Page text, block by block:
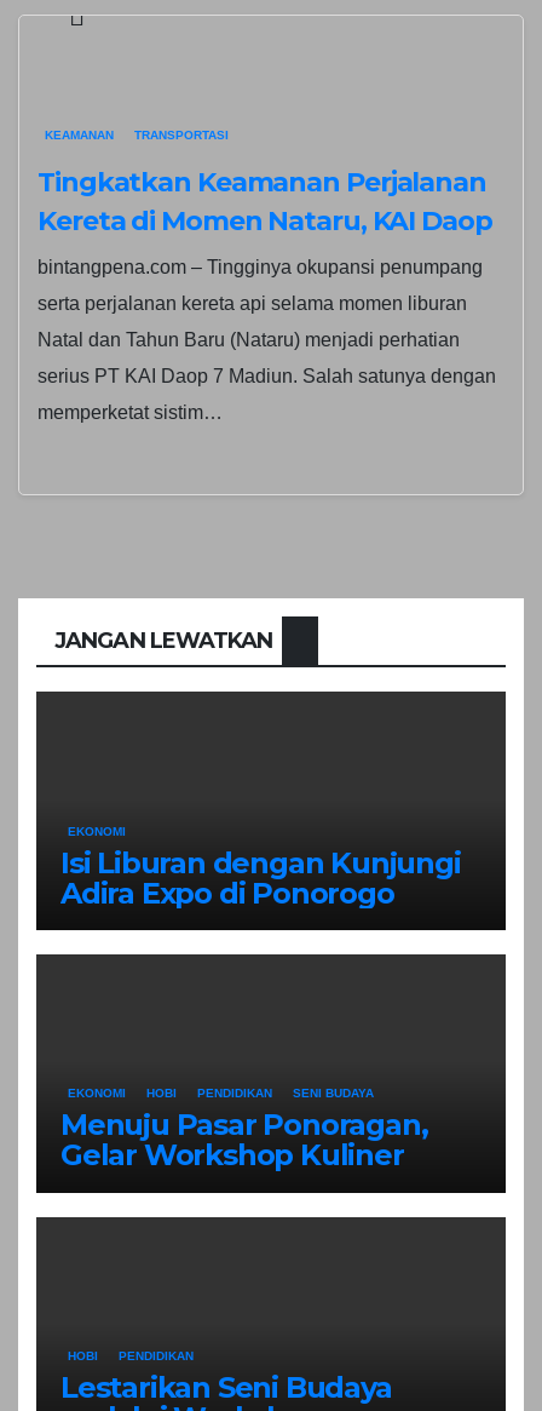
KEAMANAN TRANSPORTASI
Tingkatkan Keamanan Perjalanan
Kereta di Momen Nataru, KAI Daop
7 Madiun Tambah Petugas Pintu
Perlintasan dan Daerah Rawan
bintangpena.com – Tingginya okupansi penumpang
serta perjalanan kereta api selama momen liburan
Natal dan Tahun Baru (Nataru) menjadi perhatian
serius PT KAI Daop 7 Madiun. Salah satunya dengan
memperketat sistim…
JANGAN LEWATKAN
EKONOMI
Isi Liburan dengan Kunjungi
Adira Expo di Ponorogo
EKONOMI HOBI PENDIDIKAN SENI BUDAYA
Menuju Pasar Ponoragan,
Gelar Workshop Kuliner
Tradisional Ponorogo
HOBI PENDIDIKAN
Lestarikan Seni Budaya